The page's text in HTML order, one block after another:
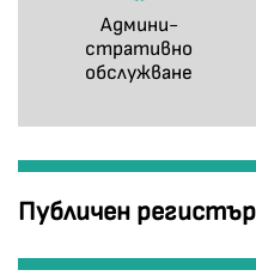
Админи-
стративно
обслужване
Публичен регистър